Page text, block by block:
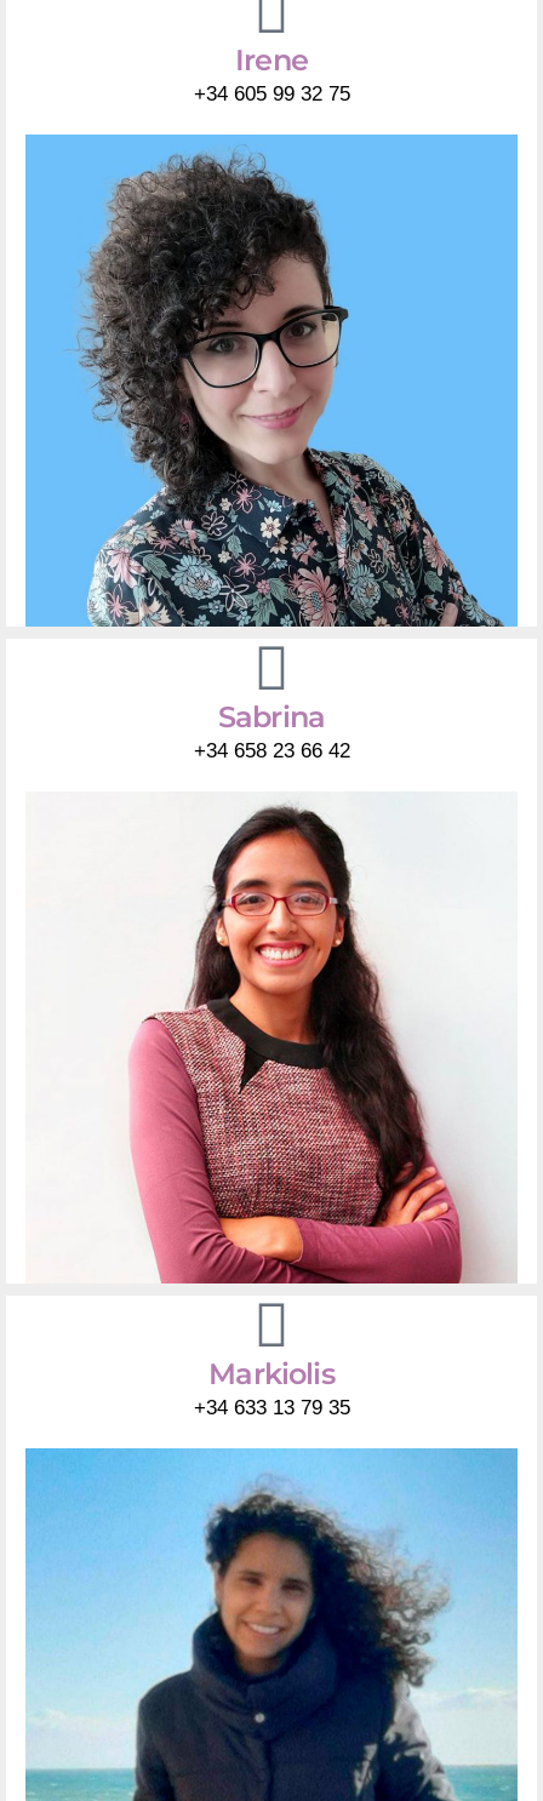
Irene
+34 605 99 32 75
Sabrina
+34 658 23 66 42
Markiolis
+34 633 13 79 35